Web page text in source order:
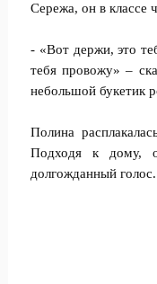
Сережа, он в классе
- «Вот держи, это
тебя провожу» –
небольшой букетик
Полина
Подходя к дому,
долгожданный голос.